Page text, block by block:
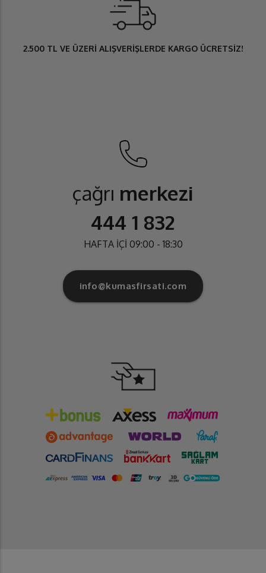
2.500 TL VE ÜZERİ ALIŞVERİŞLERDE KARGO ÜCRETSİZ!
çağrı merkezi
444 1 832
HAFTA İÇİ 09:00 - 18:30
info@kumasfirsati.com